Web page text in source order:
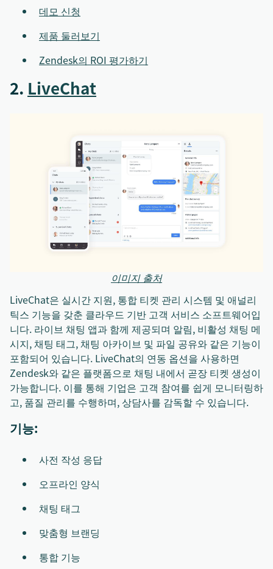
데모 신청
제품 둘러보기
Zendesk의 ROI 평가하기
2. LiveChat
이미지 출처
LiveChat은 실시간 지원, 통합 티켓 관리 시스템 및 애널리
틱스 기능을 갖춘 클라우드 기반 고객 서비스 소프트웨어입
니다. 라이브 채팅 앱과 함께 제공되며 알림, 비활성 채팅 메
시지, 채팅 태그, 채팅 아카이브 및 파일 공유와 같은 기능이
포함되어 있습니다. LiveChat의 연동 옵션을 사용하면
Zendesk와 같은 플랫폼으로 채팅 내에서 곧장 티켓 생성이
가능합니다. 이를 통해 기업은 고객 참여를 쉽게 모니터링하
고, 품질 관리를 수행하며, 상담사를 감독할 수 있습니다.
기능:
사전 작성 응답
오프라인 양식
채팅 태그
맞춤형 브랜딩
통합 기능